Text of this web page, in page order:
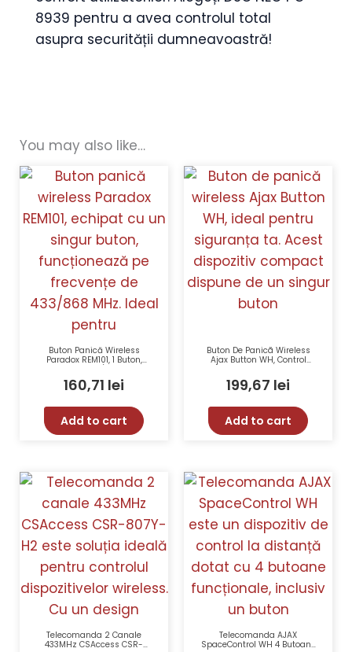
8939 pentru a avea controlul total
asupra securității dumneavoastră!
You may also like…
Buton Panică Wireless
Paradox REM101, 1 Buton,
Rezistent la Intemperii,
Autonomie 3 Ani
160,71 lei
Add to cart
Buton De Panicã Wireless
Ajax Button WH, Control
Baterie 5 Ani
199,67 lei
Add to cart
Telecomanda 2 Canale
433MHz CSAccess CSR-
Telecomanda AJAX
SpaceControl WH 4 Butoane